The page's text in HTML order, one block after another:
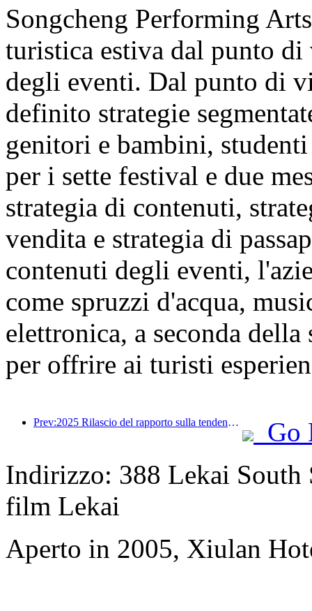
Songcheng Performing
turistica estiva dal punto
degli eventi. Dal punto di
definito strategie
genitori e bambini,
per i sette festival e due
strategia di contenuti,
vendita e strategia di
contenuti degli eventi,
come spruzzi d'acqua,
elettronica, a seconda
per offrire ai turisti
Prev:2025 Rilascio del rapporto sulla tendenza dei viaggi estivi: base di clienti genitore-figlio per oltre il 60%
Go
Indirizzo: 388 Lekai
film Lekai
Aperto in 2005, Xiulan